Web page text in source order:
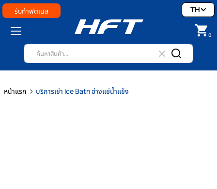
รับทำฟิตเนส
0
TH
หน้าแรก บริการเช่า Ice Bath อ่างแช่น้ำแข็ง